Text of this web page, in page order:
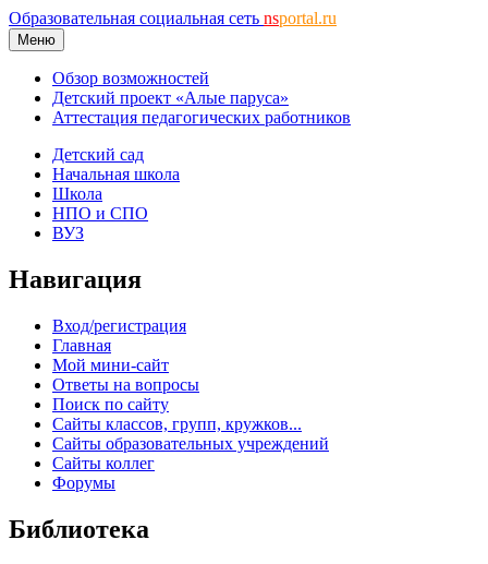
Образовательная социальная сеть nsportal.ru
Меню
Обзор возможностей
Детский проект «Алые паруса»
Аттестация педагогических работников
Детский сад
Начальная школа
Школа
НПО и СПО
ВУЗ
Навигация
Вход/регистрация
Главная
Мой мини-сайт
Ответы на вопросы
Поиск по сайту
Сайты классов, групп, кружков...
Сайты образовательных учреждений
Сайты коллег
Форумы
Библиотека